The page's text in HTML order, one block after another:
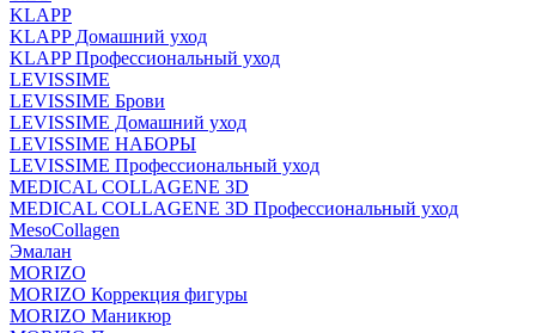
KLAPP
KLAPP Домашний уход
KLAPP Профессиональный уход
LEVISSIME
LEVISSIME Брови
LEVISSIME Домашний уход
LEVISSIME НАБОРЫ
LEVISSIME Профессиональный уход
MEDICAL COLLAGENE 3D
MEDICAL COLLAGENE 3D Профессиональный уход
MesoCollagen
Эмалан
MORIZO
MORIZO Коррекция фигуры
MORIZO Маникюр